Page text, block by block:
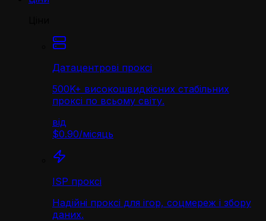
Датацентрові проксі
500K+ високошвидкісних стабільних
проксі по всьому світу.
від
$0.90/місяць
ISP проксі
Надійні проксі для ігор, соцмереж і збору
даних.